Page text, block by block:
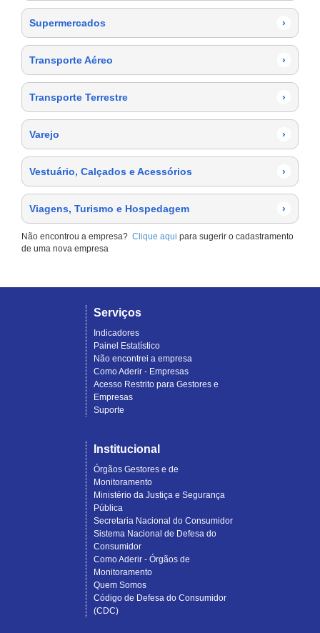
Supermercados ›
Transporte Aéreo ›
Transporte Terrestre ›
Varejo ›
Vestuário, Calçados e Acessórios ›
Viagens, Turismo e Hospedagem ›
Não encontrou a empresa? Clique aqui para sugerir o cadastramento
de uma nova empresa
Serviços
Indicadores
Painel Estatístico
Não encontrei a empresa
Como Aderir - Empresas
Acesso Restrito para Gestores e
Empresas
Suporte
Institucional
Órgãos Gestores e de
Monitoramento
Ministério da Justiça e Segurança
Pública
Secretaria Nacional do Consumidor
Sistema Nacional de Defesa do
Consumidor
Como Aderir - Órgãos de
Monitoramento
Quem Somos
Código de Defesa do Consumidor
(CDC)